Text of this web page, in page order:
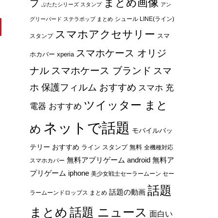
プ ぶたたシリーズ スタンプ まとめ画像 アン
グリーバード ステラポップ まとめ シュール LINE(ライン)
スタンプ スマホアクセサリー スマ
ホカバー xperia スマホケース オリジ
ナル スマホケース ブランド スマ
ホ 保護フィルム おすすめ スマホ 充
電器 おすすめ ツイッター まと
め ネットで話題 モバイルバッ
テリー おすすめ ライン スタンプ 無料 全機種対応
スマホカバー 無料アプリゲーム android 無料ア
プリゲーム iphone 美少女戦士セーラームーン セー
ラームーンドロップス まとめ 話題の動画 話題
まとめ 話題 ニュース 面白い